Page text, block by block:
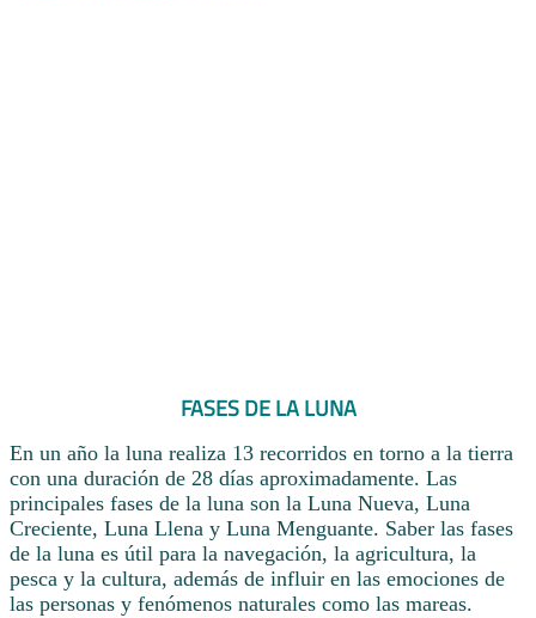
FASES DE LA LUNA
En un año la luna realiza 13 recorridos en torno a la tierra
con una duración de 28 días aproximadamente. Las
principales fases de la luna son la Luna Nueva, Luna
Creciente, Luna Llena y Luna Menguante. Saber las fases
de la luna es útil para la navegación, la agricultura, la
pesca y la cultura, además de influir en las emociones de
las personas y fenómenos naturales como las mareas.